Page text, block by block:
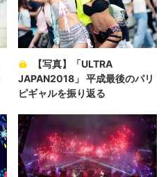
【写真】「ULTRA
JAPAN2018」 平成最後のパリ
ピギャルを振り返る